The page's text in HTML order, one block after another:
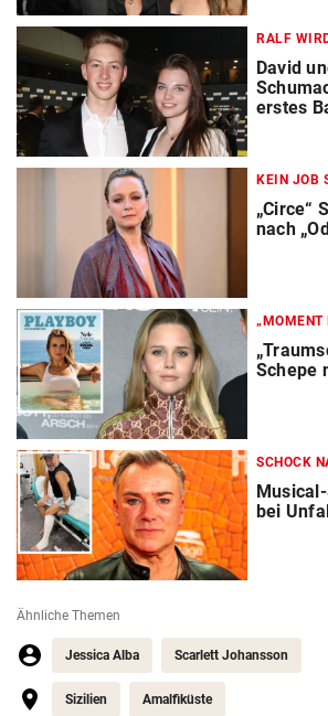
RALF
David
erstes
KEIN JOB
„Circe“
nach
„MOMENT
Schepe
SCHOCK
bei
Ähnliche Themen
Jessica Alba Scarlett Johansson
Sizilien Amalfiküste